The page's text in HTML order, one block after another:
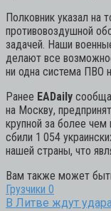
Полковник указал на
противовоздушной
задачей. Наши
делают все
ни одна система ПВО
Ранее EADaily
на Москву,
крупной за более
сбили 1 054
нашей страны, что
Вам также может
Грузчики 0
В Литве ждут